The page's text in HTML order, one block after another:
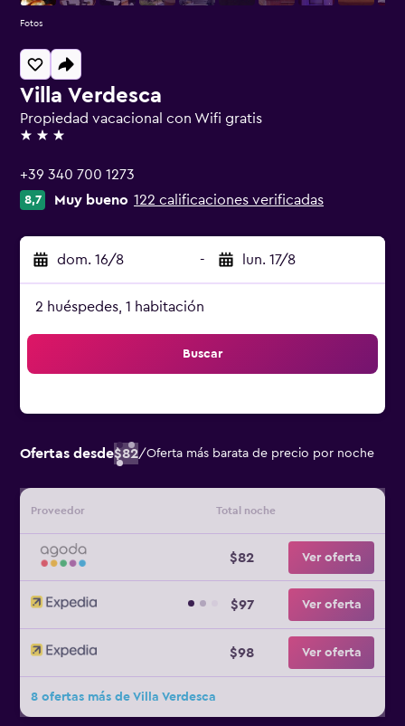
Villa Verdesca
Propiedad vacacional con Wifi gratis
3 estrellas
+39 340 700 1273
8,7 Muy bueno 122 calificaciones verificadas
dom. 16/8 - lun. 17/8
2 huéspedes, 1 habitación
Buscar
Ofertas desde$82/Oferta más barata de precio por noche
Proveedor Total noche
$82 Ver oferta
$97 Ver oferta
$98 Ver oferta
8 ofertas más de Villa Verdesca
Fotos